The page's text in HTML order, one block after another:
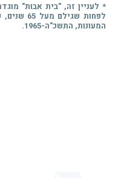
* לעניין זה, "בית אבות"
לפחות
המעונות, התשכ"ה-1965.